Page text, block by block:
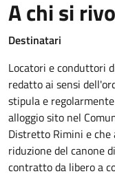
A chi si
Destinatari
Locatori e conduttori
redatto ai sensi
stipula e
alloggio sito nel
Distretto Rimini e
riduzione del canone
contratto da libero a